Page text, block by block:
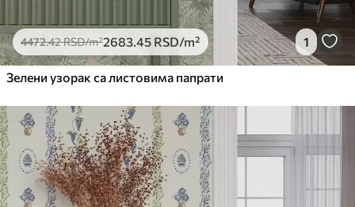
4472.42RSD/m²2683.45 RSD/m² 1
Зелени узорак са листовима папрати